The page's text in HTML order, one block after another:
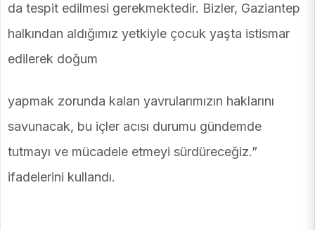
da tespit edilmesi gerekmektedir. Bizler, Gaziantep
halkından aldığımız yetkiyle çocuk yaşta istismar
edilerek doğum
yapmak zorunda kalan yavrularımızın haklarını
savunacak, bu içler acısı durumu gündemde
tutmayı ve mücadele etmeyi sürdüreceğiz.”
ifadelerini kullandı.